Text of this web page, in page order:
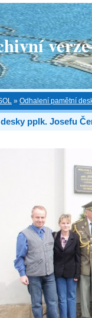
verze
» Odhalení pamětní
pplk. Josefu